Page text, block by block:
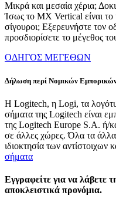
Μικρά και μεσαία χέρια;
Ίσως το MX Vertical είναι το
σίγουροι; Εξερευνήστε τον
προσδιορίσετε το μέγεθος
ΟΔΗΓΟΣ ΜΕΓΕΘΩΝ
Δήλωση περί Νομικών
Η Logitech, η Logi, τα
σήματα της Logitech είναι
της Logitech Europe S.A. ή/
σε άλλες χώρες. Όλα τα
ιδιοκτησία των αντίστοιχων
σήματα
Εγγραφείτε για να λάβετε
αποκλειστικά προνόμια.